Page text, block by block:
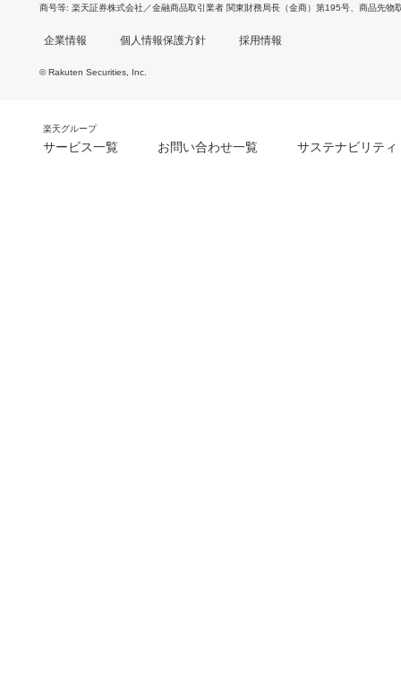
商号等 楽天証券株式会社／金融商品取引業者 関東財務局長（金商）第195号、商品先物
企業情報 個人情報保護方針 採用情報
© Rakuten Securities, Inc.
楽天グループ
サービス一覧 お問い合わせ一覧 サステナビリティ